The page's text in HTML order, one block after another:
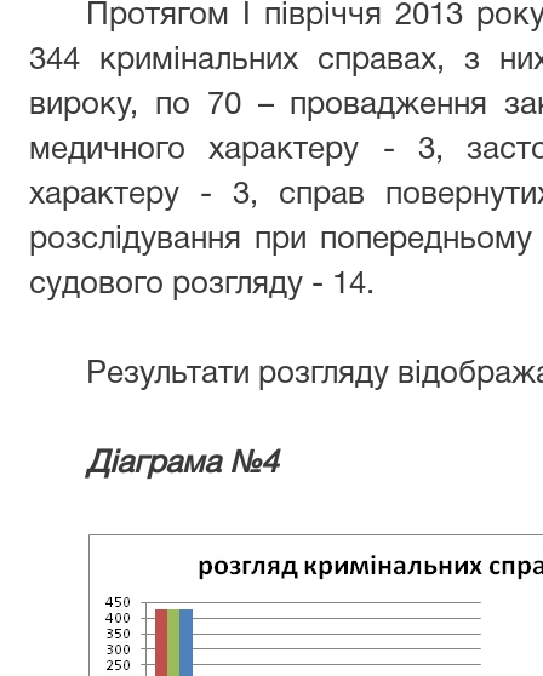
Протягом І півріччя 2013
344 кримінальних справах, з
вироку, по 70 – провадження
медичного характеру - 3,
характеру - 3, справ
розслідування при
судового розгляду - 14.
Результати розгляду
Діаграма №4